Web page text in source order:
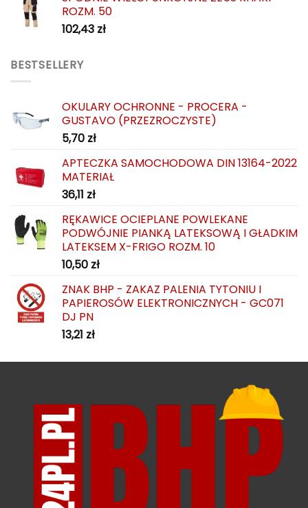
ROZM. 50
102,43 zł
BESTSELLERY
OKULARY OCHRONNE - PROCERA -
GUSTAVO (PRZEZROCZYSTE)
5,70 zł
APTECZKA SAMOCHODOWA DIN 13164-2022
MATERIAŁ
36,11 zł
RĘKAWICE OCIEPLANE POWLEKANE
PODWÓJNIE PIANKĄ LATEKSOWĄ I GŁADKIM
LATEKSEM X-FRIGO ROZM. 10
10,50 zł
ZNAK BHP - ZAKAZ PALENIA TYTONIU I
PAPIEROSÓW ELEKTRONICZNYCH - GC071
DJ PN
13,21 zł